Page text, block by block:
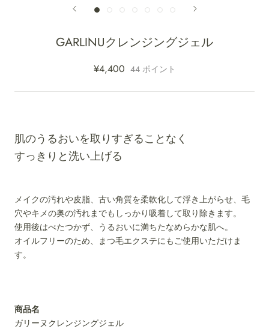
GARLINUクレンジングジェル
¥4,400 44 ポイント
肌のうるおいを取りすぎることなく
すっきりと洗い上げる
メイクの汚れや皮脂、古い角質を柔軟化して浮き上がらせ、毛
穴やキメの奥の汚れまでもしっかり吸着して取り除きます。
使用後はべたつかず、うるおいに満ちたなめらかな肌へ。
オイルフリーのため、まつ毛エクステにもご使用いただけま
す。
商品名
ガリーヌクレンジングジェル